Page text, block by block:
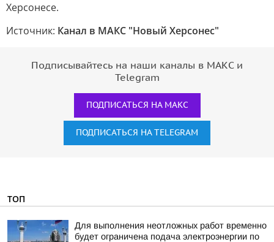
Херсонесе.
Источник: Канал в МАКС "Новый Херсонес"
Подписывайтесь на наши каналы в МАКС и
Telegram
ПОДПИСАТЬСЯ НА МАКС
ПОДПИСАТЬСЯ НА TELEGRAM
ТОП
Для выполнения неотложных работ временно
будет ограничена подача электроэнергии по